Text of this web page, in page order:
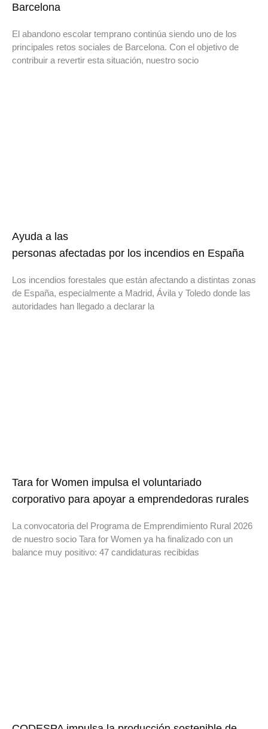
Barcelona
El abandono escolar temprano continúa siendo uno de los
principales retos sociales de Barcelona. Con el objetivo de
contribuir a revertir esta situación, nuestro socio
Ayuda a las
personas afectadas por los incendios en España
Los incendios forestales que están afectando a distintas zonas
de España, especialmente a Madrid, Ávila y Toledo donde las
autoridades han llegado a declarar la
Tara for Women impulsa el voluntariado
corporativo para apoyar a emprendedoras rurales
La convocatoria del Programa de Emprendimiento Rural 2026
de nuestro socio Tara for Women ya ha finalizado con un
balance muy positivo: 47 candidaturas recibidas